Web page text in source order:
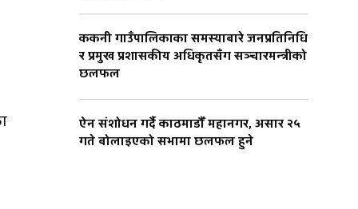
ककनी गाउँपालिकाका समस्याबारे जनप्रतिनिधि
र प्रमुख प्रशासकीय अधिकृतसँग सञ्चारमन्त्रीको
छलफल
ऐन संशोधन गर्दै काठमाडौँ महानगर, असार २५
गते बोलाइएको सभामा छलफल हुने